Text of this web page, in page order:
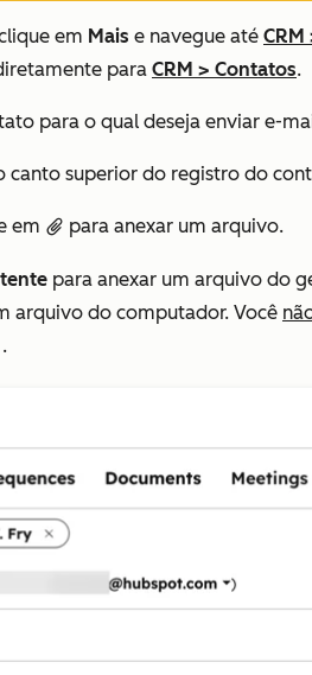
em Mais e navegue até CRM
para CRM > Contatos.
para o qual deseja enviar e-
canto superior do registro do
em attach para anexar um arquivo.
para anexar um arquivo do
arquivo do computador. Você
.